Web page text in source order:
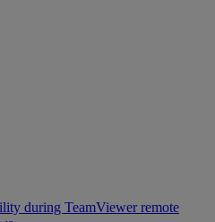
during TeamViewer remote